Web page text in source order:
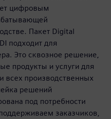
цифровым
Пакет Digital
подходит для
Это сквозное решение,
продукты и услуги для
всех производственных
решений
под потребности
заказчиков,